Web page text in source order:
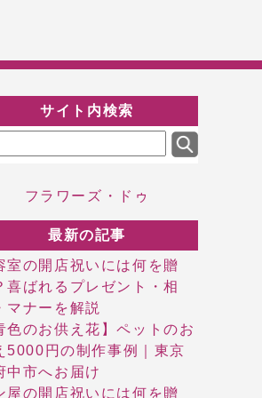
サイト内検索
フラワーズ・ドゥ
最新の記事
室の開店祝いには何を贈
喜ばれるプレゼント・相
マナーを解説
色のお供え花】ペットのお
5000円の制作事例｜東京
中市へお届け
屋の開店祝いには何を贈